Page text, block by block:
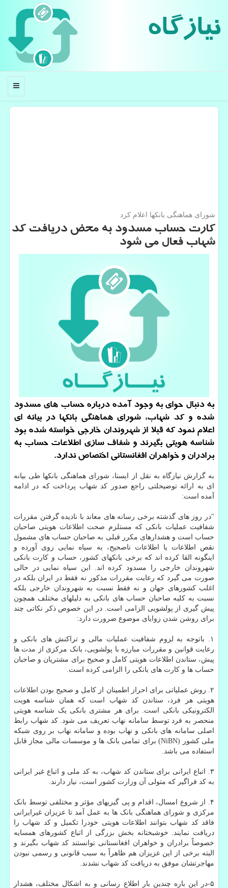
نیازگاه
منو
شورای هماهنگی بانكها اعلام كرد
كارت حساب مسدود به محض دریافت كد
شهاب فعال می شود
به دنبال حوای به وجود آمده درباره حساب های مسدود
شده و کد شهاب، شورای هماهنگی بانکها در بیانه ای
اعلام نمود که قبلا از شهروندان خارجی خواسته شده بود
شناسه هویتی بگیرند و شفاف سازی اطلاعات حساب به
برادران و خواهران افغانستانی اختصاص ندارد.
به گزارش نیازگاه به نقل از ایسنا، شورای هماهنگی بانکها طی بیانه
ای به ارائه توضیحلتی راجع صدور کد شهاب پرداخت که در ادامه
آمده است:
"در روز های گذشته برخی رسانه های معاند با نادیده گرفتن مقررات
شفافیت عملیات بانکی که مستلزم صحت اطلاعات هویتی صاحبان
حساب است و هشدارهای مکرر قبلی به صاحبان حساب های مشمول
نقص اطلاعات یا اطلاعات ناصحیح، به سیاه نمایی روی آورده و
اینگونه القا کرده اند که برخی بانکهای کشور، حساب و کارت بانکی
شهروندان خارجی را مسدود کرده اند. این سیاه نمایی در حالی
صورت می گیرد که رعایت مقررات مذکور نه فقط در ایران بلکه در
اغلب کشورهای جهان و نه فقط نسبت به شهروندان خارجی بلکه
نسبت به کلیه صاحبان حساب های بانکی به دلیلهای مختلف همچون
پیش گیری از پولشویی الزامی است. در این خصوص ذکر نکاتی چند
برای روشن شدن زوایای موضوع ضرورت دارد:
۱. باتوجه به لزوم شفافیت عملیات مالی و تراکنش های بانکی و
رعایت قوانین و مقررات مبارزه با پولشویی، بانک مرکزی از مدت ها
پیش، ستاندن اطلاعات هویتی کامل و صحیح برای مشتریان و صاحبان
حساب ها و کارت های بانکی را الزامی کرده است.
۲. روش عملیاتی برای احراز اطمینان از کامل و صحیح بودن اطلاعات
هویتی هر فرد، ستاندن کد شهاب است که همان شناسه هویت
الکترونیکی بانکی است. برای هر مشتری بانکی یک شناسه هویتی
منحصر به فرد توسط سامانه نهاب تعریف می شود. کد شهاب رابط
اصلی سامانه های بانکی و نهاب بوده و سامانه نهاب بر روی شبکه
ملی کشور (NiBN) برای تمامی بانک ها و موسسات مالی مجاز قابل
استفاده می باشد.
۳. اتباع ایرانی برای ستاندن کد شهاب، به کد ملی و اتباع غیر ایرانی
به کد فراگیر که متولی آن وزارت کشور است، نیاز دارند.
۴. از شروع امسال، اقدام و پی گیریهای مؤثر و مختلفی توسط بانک
مرکزی و شورای هماهنگی بانک ها به عمل آمد تا عزیزان غیرایرانی
فاقد کد شهاب بتوانند اطلاعات هویتی خودرا تکمیل و کد شهاب را
دریافت نمایند. خوشبختانه بخش بزرگی از اتباع کشورهای همسایه
خصوصاً برادران و خواهران افغانستانی توانستند کد شهاب بگیرند و
البته برخی از این عزیزان هم ظاهراً به سبب قانونی و رسمی نبودن
مهاجرتشان موفق به دریافت کد شهاب نشدند.
۵-در این باره چندین بار اطلاع رسانی و به اشکال مختلف، هشدار